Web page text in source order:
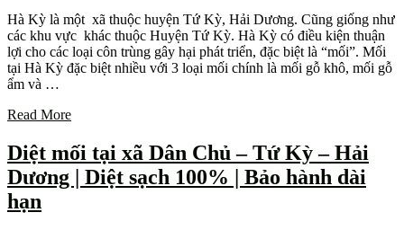
Hà Kỳ là một xã thuộc huyện Tứ Kỳ, Hải Dương. Cũng giống như
các khu vực khác thuộc Huyện Tứ Kỳ. Hà Kỳ có điều kiện thuận
lợi cho các loại côn trùng gây hại phát triển, đặc biệt là “mối”. Mối
tại Hà Kỳ đặc biệt nhiều với 3 loại mối chính là mối gỗ khô, mối gỗ
ẩm và …
Read More
Diệt mối tại xã Dân Chủ – Tứ Kỳ – Hải
Dương | Diệt sạch 100% | Bảo hành dài
hạn